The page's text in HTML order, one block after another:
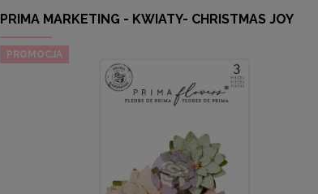
PRIMA MARKETING - KWIATY- CHRISTMAS JOY
PROMOCJA